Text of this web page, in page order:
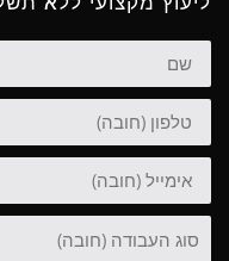
שם
טלפון
אימייל
סוג
העבודה